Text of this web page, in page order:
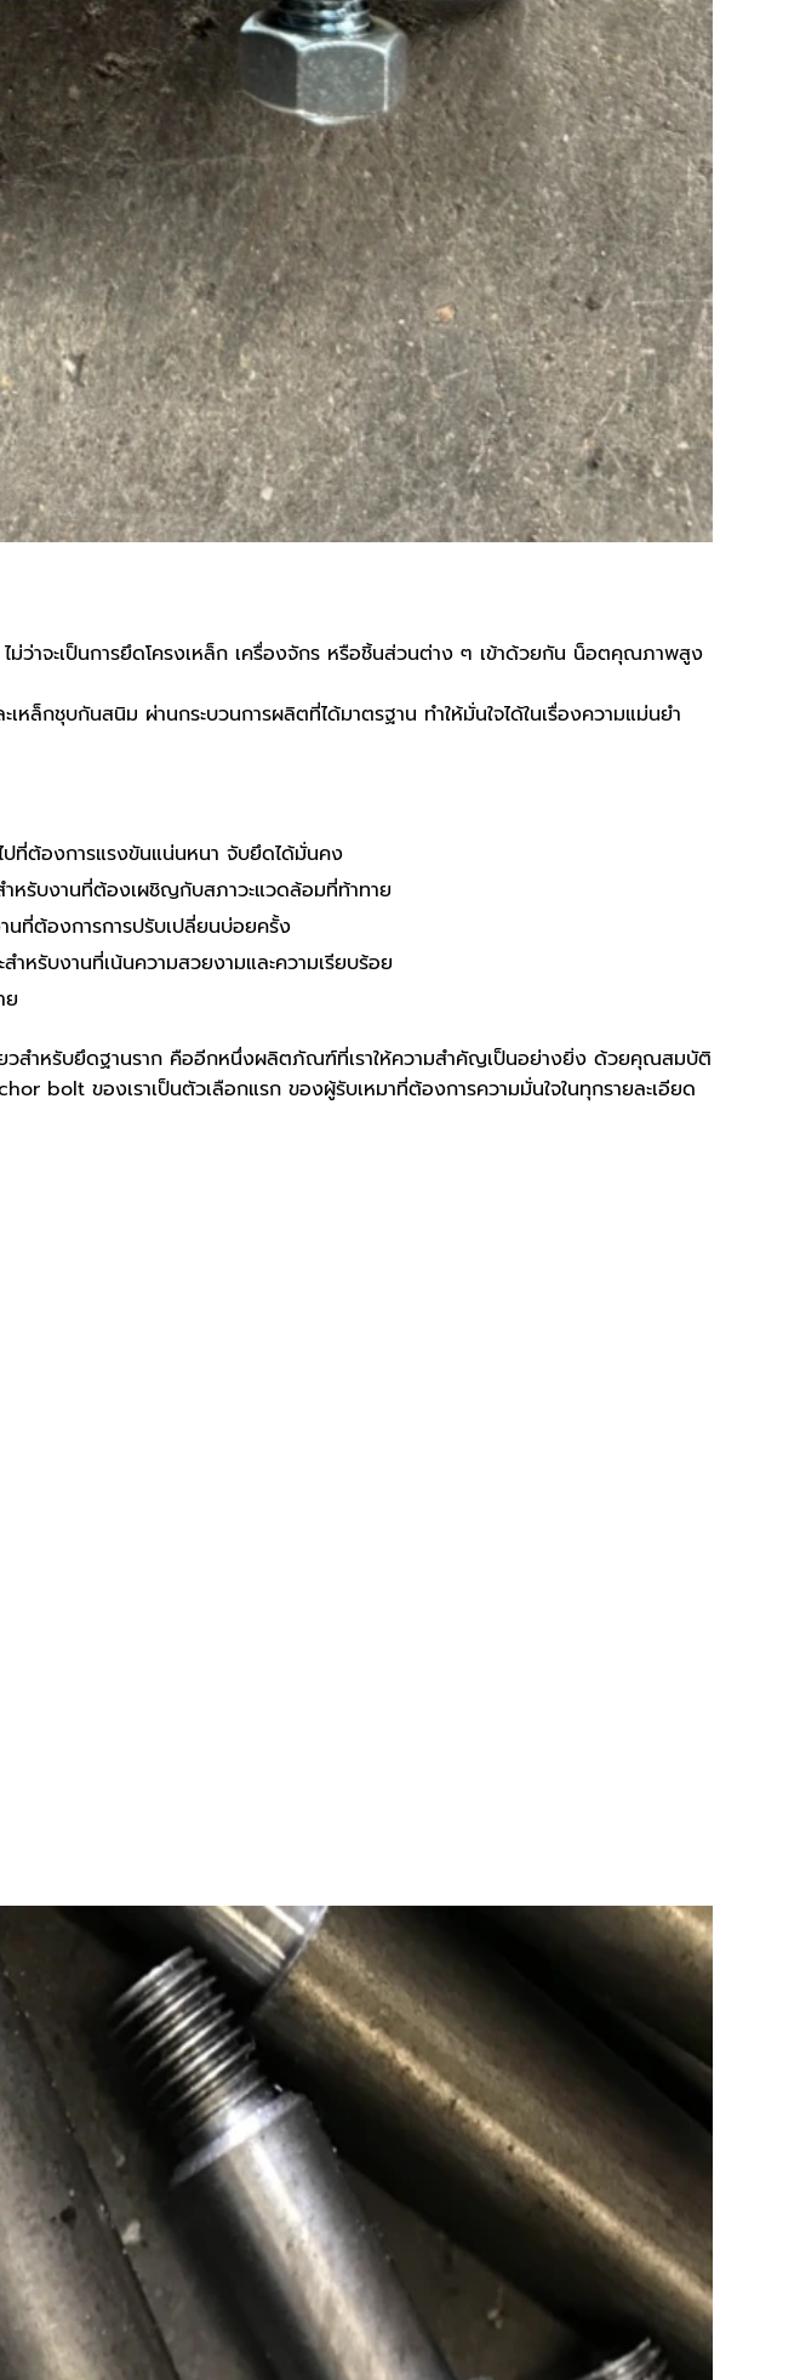
าจะเป็นการยึดโครงเหล็ก เครื่องจักร หรือชิ้นส่วนต่าง ๆ เข้าด้วยกัน น็อตคุณภาพสูง
กชุบกันสนิม ผ่านกระบวนการผลิตที่ได้มาตรฐาน ทำให้มั่นใจได้ในเรื่องความแม่นยำ
ปที่ต้องการแรงขันแน่นหนา จับยึดได้มั่นคง
หรับงานที่ต้องเผชิญกับสภาวะแวดล้อมที่ท้าทาย
นที่ต้องการการปรับเปลี่ยนบ่อยครั้ง
หรับงานที่เน้นความสวยงามและความเรียบร้อย
ย
สำหรับยึดฐานราก คืออีกหนึ่งผลิตภัณฑ์ที่เราให้ความสำคัญเป็นอย่างยิ่ง ด้วยคุณสมบัติ
bolt ของเราเป็นตัวเลือกแรก ของผู้รับเหมาที่ต้องการความมั่นใจในทุกรายละเอียด